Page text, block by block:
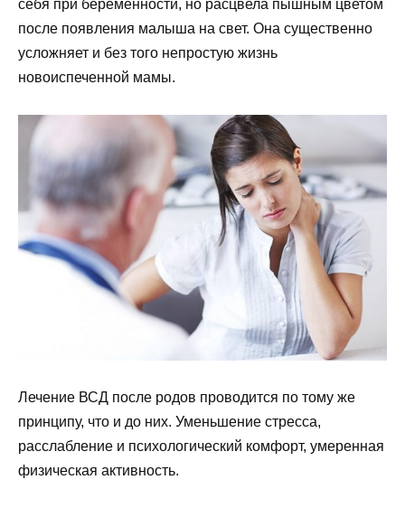
себя при беременности, но расцвела пышным цветом
после появления малыша на свет. Она существенно
усложняет и без того непростую жизнь
новоиспеченной мамы.
Лечение ВСД после родов проводится по тому же
принципу, что и до них. Уменьшение стресса,
расслабление и психологический комфорт, умеренная
физическая активность.